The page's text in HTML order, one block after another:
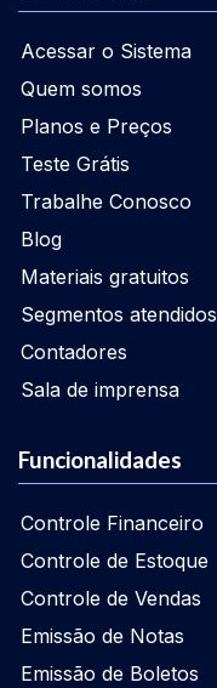
Acessar o Sistema
Quem somos
Planos e Preços
Teste Grátis
Trabalhe Conosco
Blog
Materiais gratuitos
Segmentos atendidos
Contadores
Sala de imprensa
Funcionalidades
Controle Financeiro
Controle de Estoque
Controle de Vendas
Emissão de Notas
Emissão de Boletos